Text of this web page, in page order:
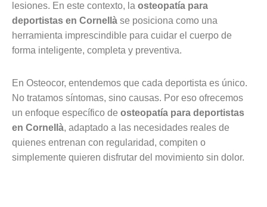
lesiones. En este contexto, la osteopatía para
deportistas en Cornellà se posiciona como una
herramienta imprescindible para cuidar el cuerpo de
forma inteligente, completa y preventiva.
En Osteocor, entendemos que cada deportista es único.
No tratamos síntomas, sino causas. Por eso ofrecemos
un enfoque específico de osteopatía para deportistas
en Cornellà, adaptado a las necesidades reales de
quienes entrenan con regularidad, compiten o
simplemente quieren disfrutar del movimiento sin dolor.